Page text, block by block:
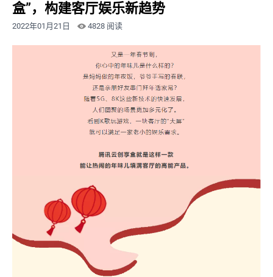
盒”，构建客厅娱乐新趋势
2022年01月21日 4828 阅读